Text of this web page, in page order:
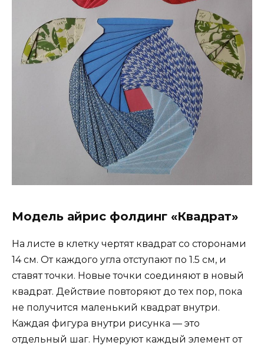
Модель айрис фолдинг «Квадрат»
На листе в клетку чертят квадрат со сторонами
14 см. От каждого угла отступают по 1.5 см, и
ставят точки. Новые точки соединяют в новый
квадрат. Действие повторяют до тех пор, пока
не получится маленький квадрат внутри.
Каждая фигура внутри рисунка — это
отдельный шаг. Нумеруют каждый элемент от